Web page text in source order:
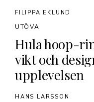
FILIPPA EKLUND
Hula hoop-
vikt och
upplevelsen
UTÖVA
HANS LARSSON